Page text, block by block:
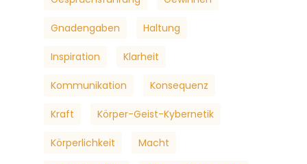
Gnadengaben Haltung
Inspiration Klarheit
Kommunikation Konsequenz
Kraft Körper-Geist-Kybernetik
Körperlichkeit Macht